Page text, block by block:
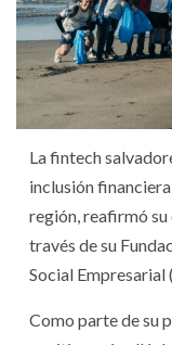
La fintech
inclusión
región, reafirmó
través de su
Social Empresarial
Como parte de su